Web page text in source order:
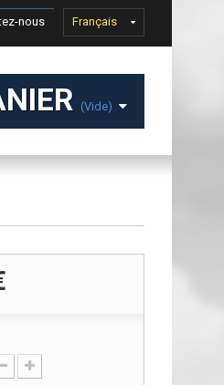
Français
nous
(vide)